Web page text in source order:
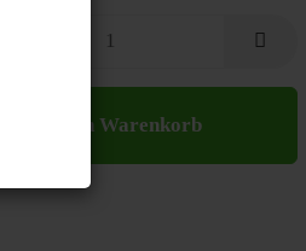
In den Warenkorb